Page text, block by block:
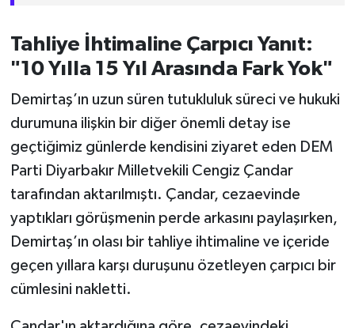
Tahliye İhtimaline Çarpıcı Yanıt:
"10 Yılla 15 Yıl Arasında Fark Yok"
Demirtaş’ın uzun süren tutukluluk süreci ve hukuki
durumuna ilişkin bir diğer önemli detay ise
geçtiğimiz günlerde kendisini ziyaret eden DEM
Parti Diyarbakır Milletvekili Cengiz Çandar
tarafından aktarılmıştı. Çandar, cezaevinde
yaptıkları görüşmenin perde arkasını paylaşırken,
Demirtaş’ın olası bir tahliye ihtimaline ve içeride
geçen yıllara karşı duruşunu özetleyen çarpıcı bir
cümlesini nakletti.